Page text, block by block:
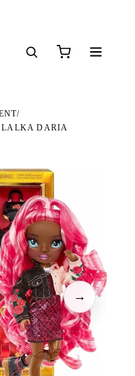
/
LALKA DARIA
→